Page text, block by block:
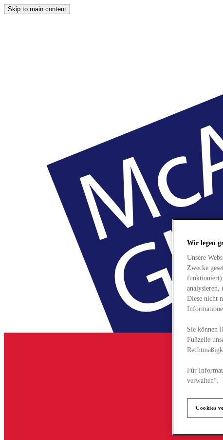
Skip to main content
Wir legen
Unsere
Zwecke
analysieren,
Diese nicht
Sie können
Fußzeile
Für
verwalten“.
Cookies